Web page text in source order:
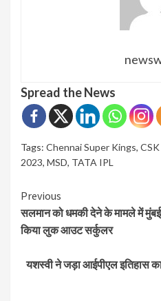
Spread the News
Tags: Chennai Super Kings,
2023, MSD, TATA IPL
Continue
Reading
Previous
सलमान को धमकी देने के मामले में
किया लुक आउट सर्कुलर
यशस्वी ने जड़ा आईपीएल